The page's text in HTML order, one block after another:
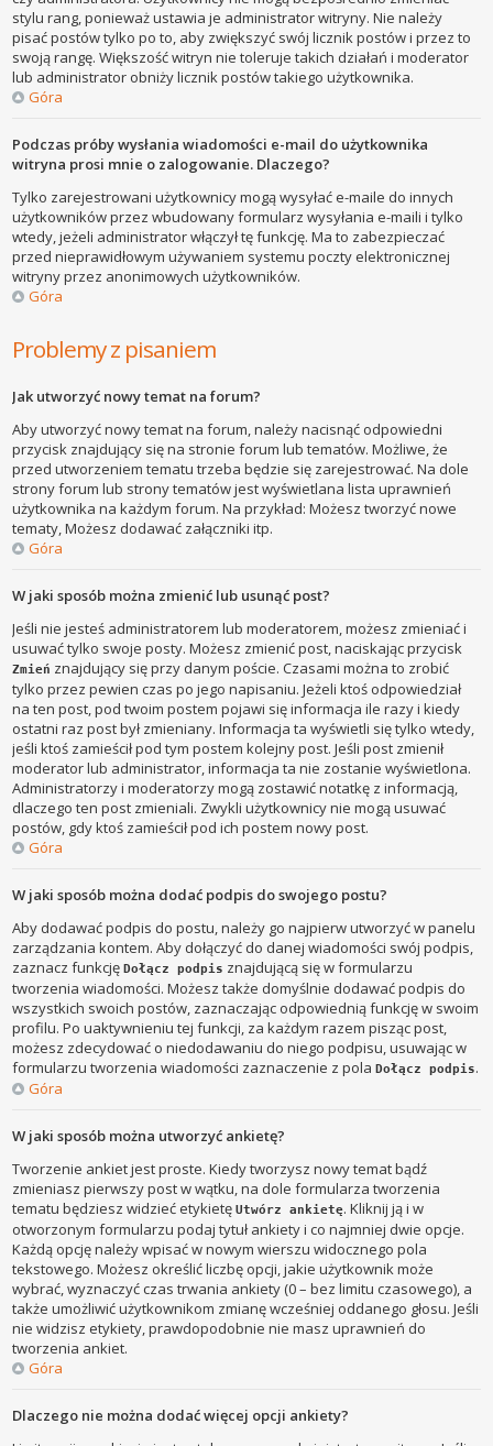
stylu rang, ponieważ ustawia je administrator witryny. Nie należy
pisać postów tylko po to, aby zwiększyć swój licznik postów i przez to
swoją rangę. Większość witryn nie toleruje takich działań i moderator
lub administrator obniży licznik postów takiego użytkownika.
Góra
Podczas próby wysłania wiadomości e-mail do użytkownika
witryna prosi mnie o zalogowanie. Dlaczego?
Tylko zarejestrowani użytkownicy mogą wysyłać e-maile do innych
użytkowników przez wbudowany formularz wysyłania e-maili i tylko
wtedy, jeżeli administrator włączył tę funkcję. Ma to zabezpieczać
przed nieprawidłowym używaniem systemu poczty elektronicznej
witryny przez anonimowych użytkowników.
Góra
Problemy z pisaniem
Jak utworzyć nowy temat na forum?
Aby utworzyć nowy temat na forum, należy nacisnąć odpowiedni
przycisk znajdujący się na stronie forum lub tematów. Możliwe, że
przed utworzeniem tematu trzeba będzie się zarejestrować. Na dole
strony forum lub strony tematów jest wyświetlana lista uprawnień
użytkownika na każdym forum. Na przykład: Możesz tworzyć nowe
tematy, Możesz dodawać załączniki itp.
Góra
W jaki sposób można zmienić lub usunąć post?
Jeśli nie jesteś administratorem lub moderatorem, możesz zmieniać i
usuwać tylko swoje posty. Możesz zmienić post, naciskając przycisk
Zmień znajdujący się przy danym poście. Czasami można to zrobić
tylko przez pewien czas po jego napisaniu. Jeżeli ktoś odpowiedział
na ten post, pod twoim postem pojawi się informacja ile razy i kiedy
ostatni raz post był zmieniany. Informacja ta wyświetli się tylko wtedy,
jeśli ktoś zamieścił pod tym postem kolejny post. Jeśli post zmienił
moderator lub administrator, informacja ta nie zostanie wyświetlona.
Administratorzy i moderatorzy mogą zostawić notatkę z informacją,
dlaczego ten post zmieniali. Zwykli użytkownicy nie mogą usuwać
postów, gdy ktoś zamieścił pod ich postem nowy post.
Góra
W jaki sposób można dodać podpis do swojego postu?
Aby dodawać podpis do postu, należy go najpierw utworzyć w panelu
zarządzania kontem. Aby dołączyć do danej wiadomości swój podpis,
zaznacz funkcjęDołącz podpis znajdującą się w formularzu
tworzenia wiadomości. Możesz także domyślnie dodawać podpis do
wszystkich swoich postów, zaznaczając odpowiednią funkcję w swoim
profilu. Po uaktywnieniu tej funkcji, za każdym razem pisząc post,
możesz zdecydować o niedodawaniu do niego podpisu, usuwając w
formularzu tworzenia wiadomości zaznaczenie z polaDołącz podpis.
Góra
W jaki sposób można utworzyć ankietę?
Tworzenie ankiet jest proste. Kiedy tworzysz nowy temat bądź
zmieniasz pierwszy post w wątku, na dole formularza tworzenia
tematu będziesz widzieć etykietęUtwórz ankietę. Kliknij ją i w
otworzonym formularzu podaj tytuł ankiety i co najmniej dwie opcje.
Każdą opcję należy wpisać w nowym wierszu widocznego pola
tekstowego. Możesz określić liczbę opcji, jakie użytkownik może
wybrać, wyznaczyć czas trwania ankiety (0 – bez limitu czasowego), a
także umożliwić użytkownikom zmianę wcześniej oddanego głosu. Jeśli
nie widzisz etykiety, prawdopodobnie nie masz uprawnień do
tworzenia ankiet.
Góra
Dlaczego nie można dodać więcej opcji ankiety?